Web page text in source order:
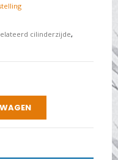
cilinderzijde,